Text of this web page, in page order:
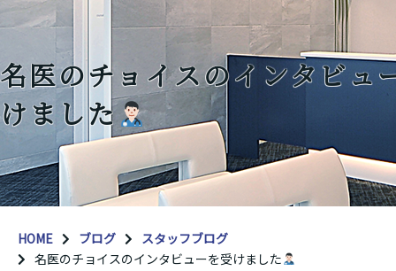
名医のチョイスのインタビュ
けました
HOME ブログ
スタッフブログ
名医のチョイスのインタビューを受けました